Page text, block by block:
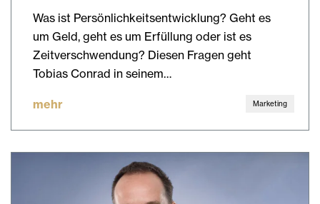
Was ist Persönlichkeitsentwicklung? Geht es
um Geld, geht es um Erfüllung oder ist es
Zeitverschwendung? Diesen Fragen geht
Tobias Conrad in seinem…
mehr Marketing